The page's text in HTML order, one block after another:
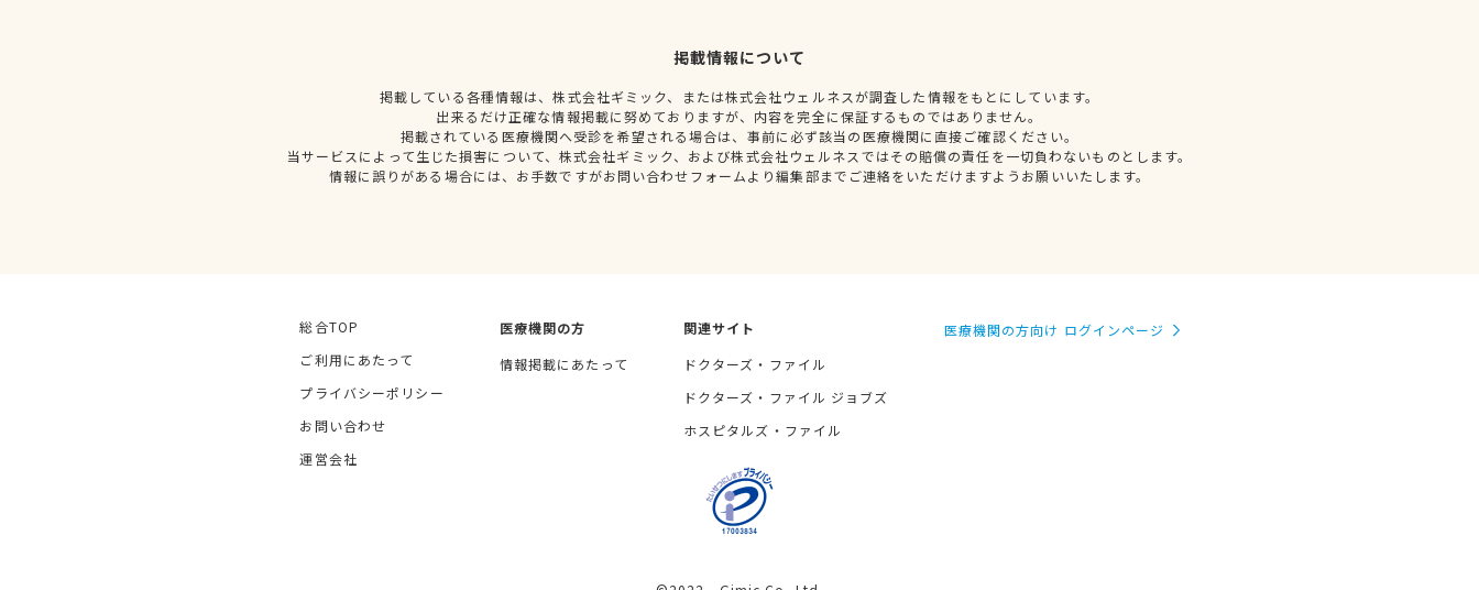
掲載情報について
掲載している各種情報は、株式会社ギミック、または株式会社ウェルネスが調査した情報をもとにしています。
出来るだけ正確な情報掲載に努めておりますが、内容を完全に保証するものではありません。
掲載されている医療機関へ受診を希望される場合は、事前に必ず該当の医療機関に直接ご確認ください。
当サービスによって生じた損害について、株式会社ギミック、および株式会社ウェルネスではその賠償の責任を一切負わないものとします。
情報に誤りがある場合には、お手数ですがお問い合わせフォームより編集部までご連絡をいただけますようお願いいたします。
総合TOP
ご利用にあたって
プライバシーポリシー
お問い合わせ
運営会社
医療機関の方
情報掲載にあたって
関連サイト
ドクターズ・ファイル
ドクターズ・ファイル ジョブズ
ホスピタルズ・ファイル
医療機関の方向け ログインページ